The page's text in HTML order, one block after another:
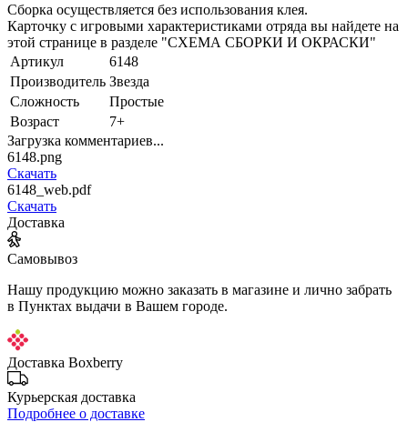
Сборка осуществляется без использования клея.
Карточку с игровыми характеристиками отряда вы найдете на
этой странице в разделе "СХЕМА СБОРКИ И ОКРАСКИ"
Артикул
6148
Производитель Звезда
Сложность
Простые
Возраст
7+
Загрузка комментариев...
6148.png
Скачать
6148_web.pdf
Скачать
Доставка
Самовывоз
Нашу продукцию можно заказать в магазине и лично забрать
в Пунктах выдачи в Вашем городе.
Доставка Boxberry
Курьерская доставка
Подробнее о доставке